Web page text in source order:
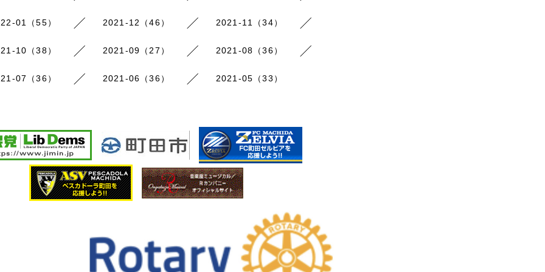
01（55） 2021-12（46） 2021-11（34）
10（38） 2021-09（27） 2021-08（36）
07（36） 2021-06（36） 2021-05（33）